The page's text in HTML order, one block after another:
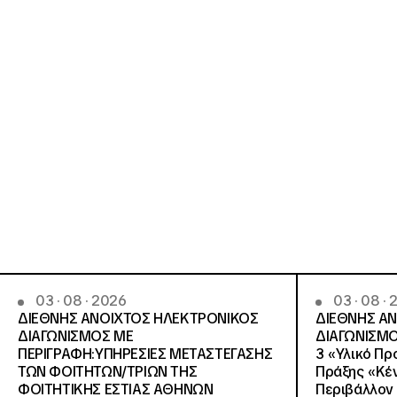
03 · 08 · 2026
ΔΙΕΘΝΗΣ ΑΝΟΙΧΤΟΣ ΗΛΕΚΤΡΟΝΙΚΟΣ
ΔΙΑΓΩΝΙΣΜΟΣ ΜΕ
ΠΕΡΙΓΡΑΦΗ:ΥΠΗΡΕΣΙΕΣ METAΣΤΕΓΑΣΗΣ
ΤΩΝ ΦΟΙΤΗΤΩΝ/ΤΡΙΩΝ ΤΗΣ
ΦΟΙΤΗΤΙΚΗΣ ΕΣΤΙΑΣ ΑΘΗΝΩΝ
03 · 08 ·
ΔΙΕΘΝΗΣ
3 «Υλικό
Πράξης
Περιβάλλον